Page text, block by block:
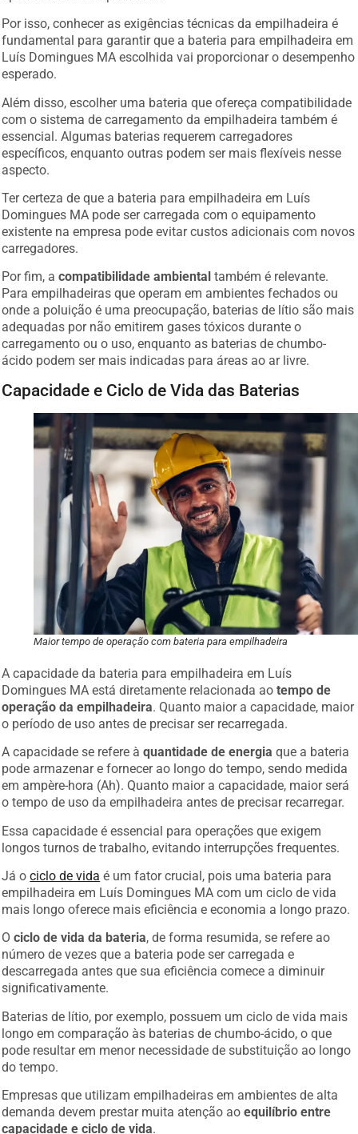
Por isso, conhecer as exigências técnicas da empilhadeira é
fundamental para garantir que a bateria para empilhadeira em
Luís Domingues MA escolhida vai proporcionar o desempenho
esperado.
Além disso, escolher uma bateria que ofereça compatibilidade
com o sistema de carregamento da empilhadeira também é
essencial. Algumas baterias requerem carregadores
específicos, enquanto outras podem ser mais flexíveis nesse
aspecto.
Ter certeza de que a bateria para empilhadeira em Luís
Domingues MA pode ser carregada com o equipamento
existente na empresa pode evitar custos adicionais com novos
carregadores.
Por fim, acompatibilidade ambiental também é relevante.
Para empilhadeiras que operam em ambientes fechados ou
onde a poluição é uma preocupação, baterias de lítio são mais
adequadas por não emitirem gases tóxicos durante o
carregamento ou o uso, enquanto as baterias de chumbo-
ácido podem ser mais indicadas para áreas ao ar livre.
Capacidade e Ciclo de Vida das Baterias
Maior tempo de operação com bateria para empilhadeira
A capacidade da bateria para empilhadeira em Luís
Domingues MA está diretamente relacionada aotempo de
operação da empilhadeira . Quanto maior a capacidade, maior
o período de uso antes de precisar ser recarregada.
A capacidade se refere àquantidade de energia que a bateria
pode armazenar e fornecer ao longo do tempo, sendo medida
em ampère-hora (Ah). Quanto maior a capacidade, maior será
o tempo de uso da empilhadeira antes de precisar recarregar.
Essa capacidade é essencial para operações que exigem
longos turnos de trabalho, evitando interrupções frequentes.
Já ociclo de vida é um fator crucial, pois uma bateria para
empilhadeira em Luís Domingues MA com um ciclo de vida
mais longo oferece mais eficiência e economia a longo prazo.
Ociclo de vida da bateria , de forma resumida, se refere ao
número de vezes que a bateria pode ser carregada e
descarregada antes que sua eficiência comece a diminuir
significativamente.
Baterias de lítio, por exemplo, possuem um ciclo de vida mais
longo em comparação às baterias de chumbo-ácido, o que
pode resultar em menor necessidade de substituição ao longo
do tempo.
Empresas que utilizam empilhadeiras em ambientes de alta
demanda devem prestar muita atenção aoequilíbrio entre
capacidade e ciclo de vida